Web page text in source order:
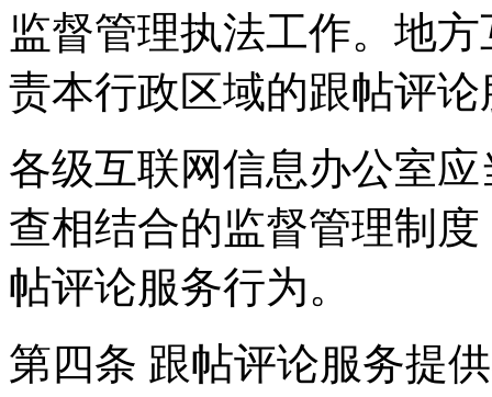
监督管理执法工作。地
责本行政区域的跟帖评
各级互联网信息办公室
查相结合的监督管理制
帖评论服务行为。
第四条 跟帖评论服务提